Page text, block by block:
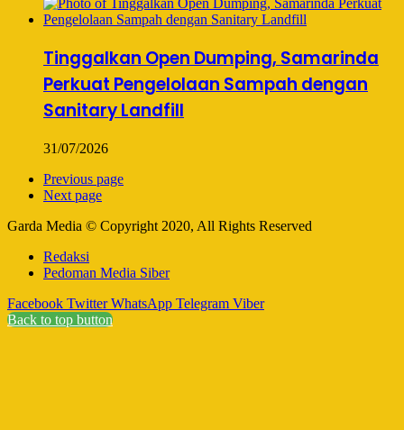
Tinggalkan Open Dumping, Samarinda
Perkuat Pengelolaan Sampah dengan
Sanitary Landfill
31/07/2026
Previous page
Next page
Garda Media © Copyright 2020, All Rights Reserved
Redaksi
Pedoman Media Siber
Facebook Twitter WhatsApp Telegram Viber
Back to top button